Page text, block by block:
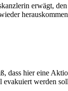
erwägt,
dass hier eine
evakuiert werden